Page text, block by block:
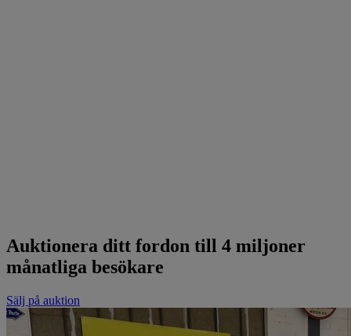
Auktionera ditt fordon till 4 miljoner
månatliga besökare
Sälj på auktion